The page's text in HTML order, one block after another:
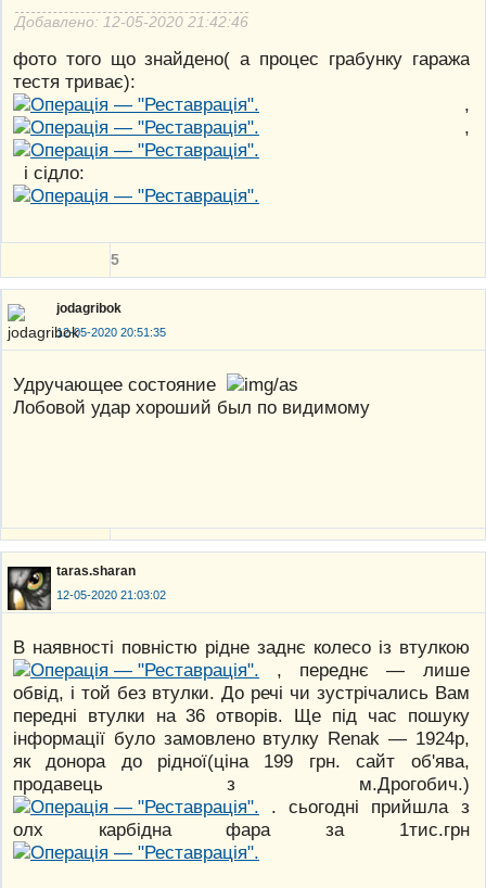
Добавлено: 12-05-2020 21:42:46
фото того що знайдено( а процес грабунку гаража
тестя триває):
,
,
і сідло:
5
jodagribok
12-05-2020 20:51:35
Удручающее состояние
Лобовой удар хороший был по видимому
taras.sharan
12-05-2020 21:03:02
В наявності повністю рідне заднє колесо із втулкою
, переднє — лише
обвід, і той без втулки. До речі чи зустрічались Вам
передні втулки на 36 отворів. Ще під час пошуку
інформації було замовлено втулку Renak — 1924р,
як донора до рідної(ціна 199 грн. сайт об'ява,
продавець з м.Дрогобич.)
. сьогодні прийшла з
олх карбідна фара за 1тис.грн